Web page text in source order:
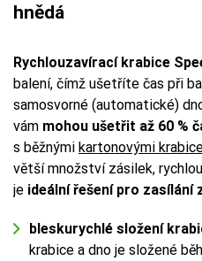
hnědá
Rychlouzavírací krabice
balení, čímž ušetříte čas při
samosvorné (automatické)
vám mohou ušetřit až 60 %
s běžnými kartonovými
větší množství zásilek,
je ideální řešení pro zasílání
bleskurychlé složení
krabice a dno je složené